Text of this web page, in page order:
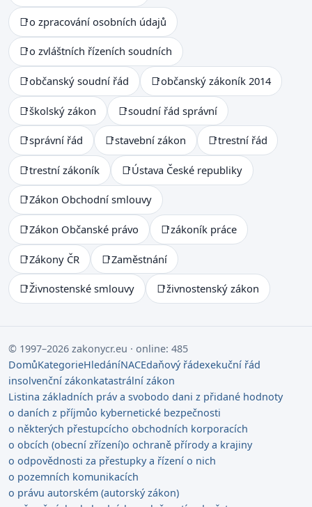
📑o zpracování osobních údajů
📑o zvláštních řízeních soudních
📑občanský soudní řád 📑občanský zákoník 2014
📑školský zákon 📑soudní řád správní
📑správní řád 📑stavební zákon 📑trestní řád
📑trestní zákoník 📑Ústava České republiky
📑Zákon Obchodní smlouvy
📑Zákon Občanské právo 📑zákoník práce
📑Zákony ČR 📑Zaměstnání
📑Živnostenské smlouvy 📑živnostenský zákon
© 1997–2026 zakonycr.eu · online: 485
DomůKategorieHledáníNACEdaňový řádexekuční řád
insolvenční zákonkatastrální zákon
Listina základních práv a svobodo dani z přidané hodnoty
o daních z příjmůo kybernetické bezpečnosti
o některých přestupcícho obchodních korporacích
o obcích (obecní zřízení)o ochraně přírody a krajiny
o odpovědnosti za přestupky a řízení o nich
o pozemních komunikacích
o právu autorském (autorský zákon)